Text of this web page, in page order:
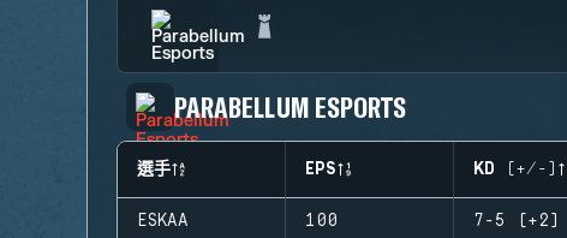
PARABELLUM ESPORTS
選手 EPS KD (+/-)
ESKAA 100 7-5 (+2)